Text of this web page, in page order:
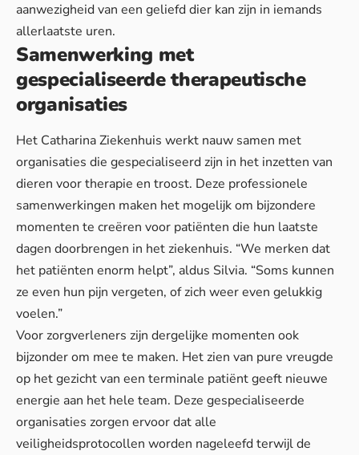
aanwezigheid van een geliefd dier kan zijn in iemands
allerlaatste uren.
Samenwerking met
gespecialiseerde therapeutische
organisaties
Het Catharina Ziekenhuis werkt nauw samen met
organisaties die gespecialiseerd zijn in het inzetten van
dieren voor therapie en troost. Deze professionele
samenwerkingen maken het mogelijk om bijzondere
momenten te creëren voor patiënten die hun laatste
dagen doorbrengen in het ziekenhuis. “We merken dat
het patiënten enorm helpt”, aldus Silvia. “Soms kunnen
ze even hun pijn vergeten, of zich weer even gelukkig
voelen.”
Voor zorgverleners zijn dergelijke momenten ook
bijzonder om mee te maken. Het zien van pure vreugde
op het gezicht van een terminale patiënt geeft nieuwe
energie aan het hele team. Deze gespecialiseerde
organisaties zorgen ervoor dat alle
veiligheidsprotocollen worden nageleefd terwijl de